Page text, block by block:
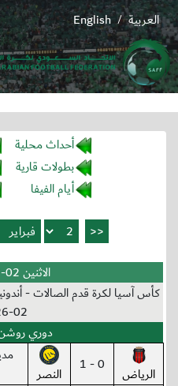
English / العربية
أحداث محلية
بطولات قارية
أيام الفيفا
الاثنين 02-02-2026
02-2026)
دوري
الرياض 0 - 1 النصر